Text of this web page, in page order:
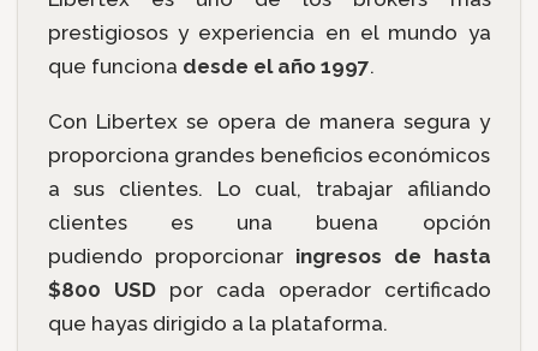
prestigiosos y experiencia en el mundo ya
que funciona desde el año 1997.
Con Libertex se opera de manera segura y
proporciona grandes beneficios económicos
a sus clientes. Lo cual, trabajar afiliando
clientes es una buena opción
pudiendo proporcionar ingresos de hasta
$800 USDpor cada operador certificado
que hayas dirigido a la plataforma.